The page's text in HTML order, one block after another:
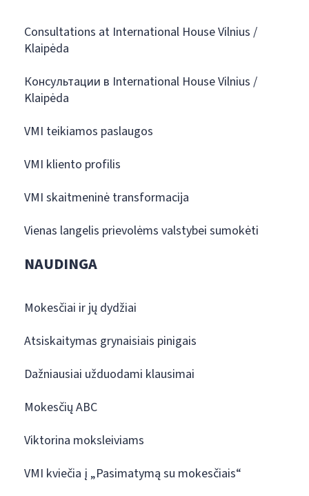
Consultations at International House Vilnius /
Klaipėda
Консультации в International House Vilnius /
Klaipėda
VMI teikiamos paslaugos
VMI kliento profilis
VMI skaitmeninė transformacija
Vienas langelis prievolėms valstybei sumokėti
NAUDINGA
Mokesčiai ir jų dydžiai
Atsiskaitymas grynaisiais pinigais
Dažniausiai užduodami klausimai
Mokesčių ABC
Viktorina moksleiviams
VMI kviečia į „Pasimatymą su mokesčiais“